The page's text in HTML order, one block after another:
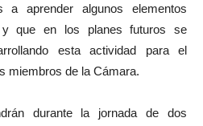
a aprender algunos elementos
que en los planes futuros se
esta actividad para el
miembros de la Cámara.
durante la jornada de dos